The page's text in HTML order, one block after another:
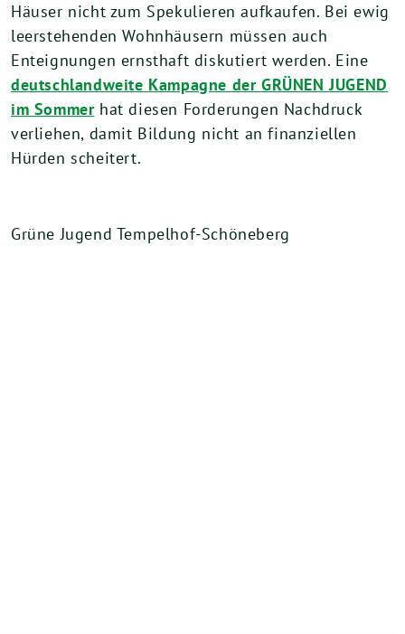
Häuser nicht zum Spekulieren aufkaufen. Bei ewig
leerstehenden Wohnhäusern müssen auch
Enteignungen ernsthaft diskutiert werden. Eine
deutschlandweite Kampagne der GRÜNEN JUGEND
im Sommerhat diesen Forderungen Nachdruck
verliehen, damit Bildung nicht an finanziellen
Hürden scheitert.
Grüne Jugend Tempelhof-Schöneberg